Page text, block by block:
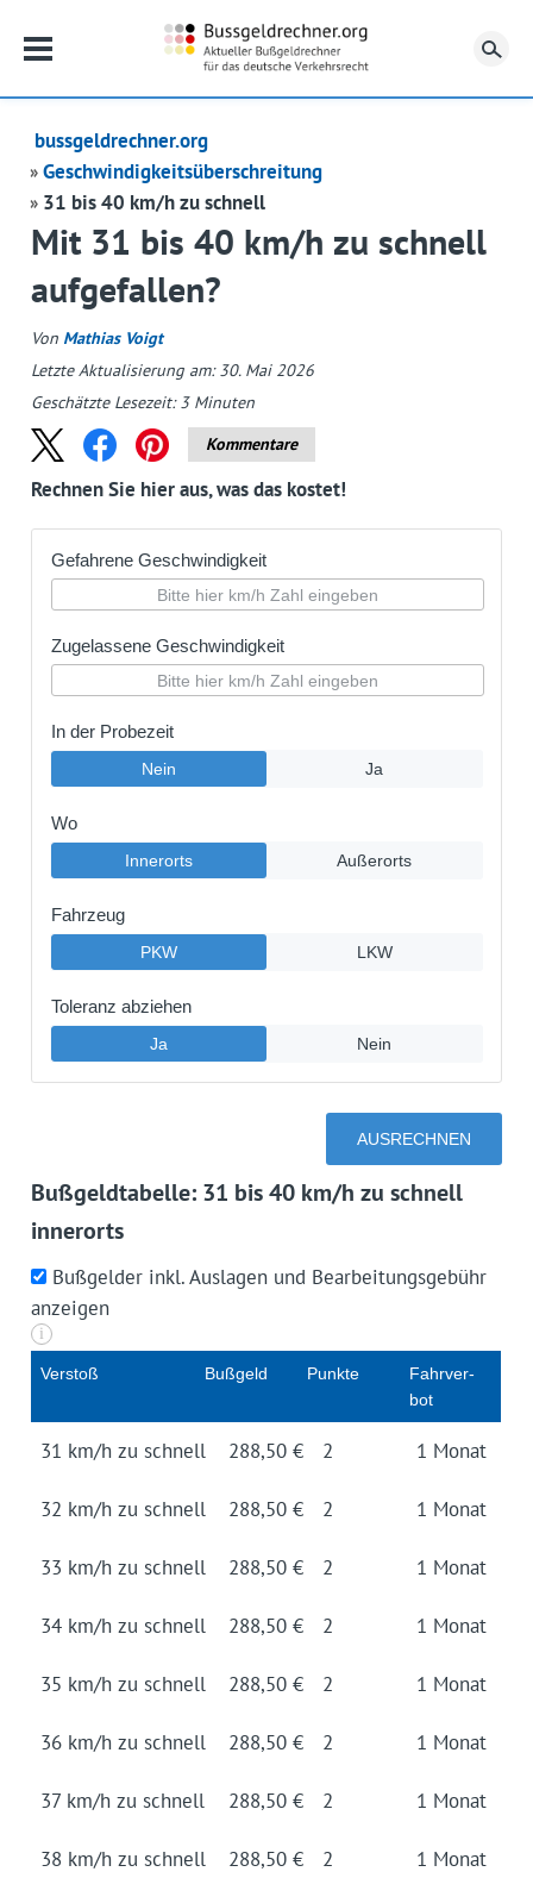
bussgeldrechner.org
Geschwindigkeitsüberschreitung
31 bis 40 km/h zu schnell
Mit 31 bis 40 km/h zu schnell
aufgefallen?
Von Mathias Voigt
Letzte Aktualisierung am: 30. Mai 2026
Geschätzte Lesezeit:3 Minuten
Kommentare
Rechnen Sie hier aus, was das kostet!
Bußgeldtabelle: 31 bis 40 km/h zu schnell
innerorts
Bußgelder inkl. Auslagen und Bearbeitungsgebühr
anzeigen
i
Ver­stoß Buß­geld Punk­te
Fahr­ver­
bot
31 km/h zu schnell 288,50 € 2 1 Mo­nat
32 km/h zu schnell 288,50 € 2 1 Mo­nat
33 km/h zu schnell 288,50 € 2 1 Mo­nat
34 km/h zu schnell 288,50 € 2 1 Mo­nat
35 km/h zu schnell 288,50 € 2 1 Mo­nat
36 km/h zu schnell 288,50 € 2 1 Mo­nat
37 km/h zu schnell 288,50 € 2 1 Mo­nat
38 km/h zu schnell 288,50 € 2 1 Mo­nat